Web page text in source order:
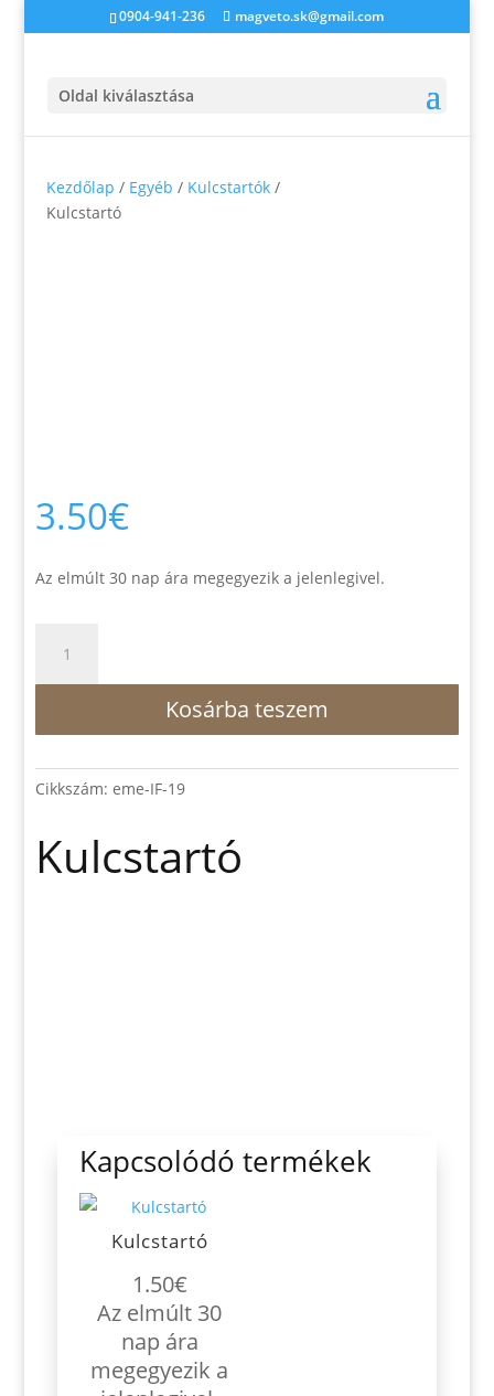
0904-941-236 magveto.sk@gmail.com
Oldal kiválasztása
Kezdőlap / Egyéb / Kulcstartók /
Kulcstartó
3.50€
Az elmúlt 30 nap ára megegyezik a jelenlegivel.
mennyiség
Kosárba teszem
Cikkszám:eme-IF-19
Kulcstartó
Kapcsolódó termékek
Kulcstartó
1.50€
Az elmúlt 30
nap ára
megegyezik a